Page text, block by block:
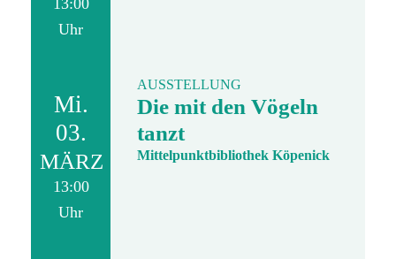
13:00
Uhr
Mi.
03.
MÄRZ
13:00
Uhr
AUSSTELLUNG
Die mit den Vögeln
tanzt
Mittelpunktbibliothek Köpenick